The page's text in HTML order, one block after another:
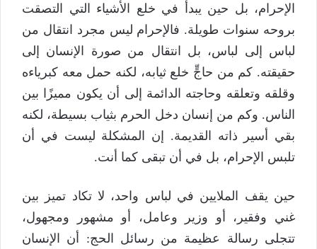
الإحرام، بل حين يبدأ في خلع الأشياء التي التصقت
بروحه سنوات طويلة. فالإحرام ليس مجرد انتقال من
لباس إلى لباس، بل انتقال من صورة الإنسان إلى
حقيقته. كم من حاجٍّ خلع ثيابه، لكنه حمل معه كبرياءه
وقلقه وتعلقه وحاجته الدائمة إلى أن يكون مميزًا بين
الناس. وكم من إنسان دخل الحرم بثياب بسيطة، لكنه
بقي أسير ذاته القديمة. إن المشكلة ليست في أن
تلبس الإحرام، بل في أن تبقى كما أنت.
حين يقف الملايين في لباس واحد، لا تكاد تميز بين
غني وفقير، أو وزير وعامل، أو مشهور ومجهول،
تتجلى رسالة عظيمة من رسائل الحج: أن الإنسان